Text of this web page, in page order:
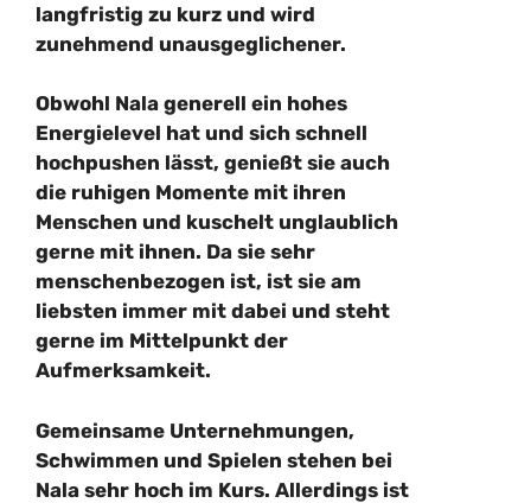
langfristig zu kurz und wird
zunehmend unausgeglichener.
Obwohl Nala generell ein hohes
Energielevel hat und sich schnell
hochpushen lässt, genießt sie auch
die ruhigen Momente mit ihren
Menschen und kuschelt unglaublich
gerne mit ihnen. Da sie sehr
menschenbezogen ist, ist sie am
liebsten immer mit dabei und steht
gerne im Mittelpunkt der
Aufmerksamkeit.
Gemeinsame Unternehmungen,
Schwimmen und Spielen stehen bei
Nala sehr hoch im Kurs. Allerdings ist